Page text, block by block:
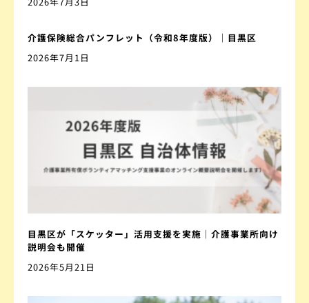
介護保険総合パンフレット（令和8年度版）｜目黒区
2026年7月1日
目黒区が「スケッター」活用支援を実施｜介護事業所向け
説明会も開催
2026年5月21日